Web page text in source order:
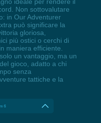
Non sottovalutare
in Our Adventurer
può significare la
gloriosa,
più ostici o cerchi di
maniera efficiente.
un vantaggio, ma un
gioco, adatto a chi
senza
tattiche e la
6